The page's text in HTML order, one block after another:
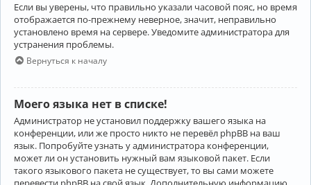
Если вы уверены, что правильно указали часовой пояс, но время
отображается по-прежнему неверное, значит, неправильно
установлено время на сервере. Уведомите администратора для
устранения проблемы.
Вернуться к началу
Моего языка нет в списке!
Администратор не установил поддержку вашего языка на
конференции, или же просто никто не перевёл phpBB на ваш
язык. Попробуйте узнать у администратора конференции,
может ли он установить нужный вам языковой пакет. Если
такого языкового пакета не существует, то вы сами можете